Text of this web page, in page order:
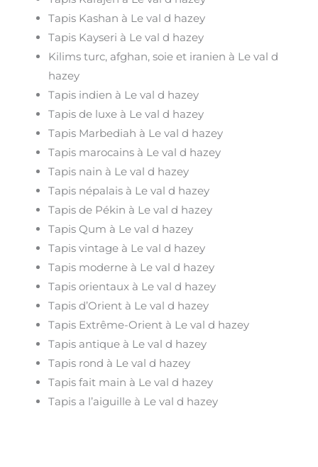
Tapis Kashan à Le val d hazey
Tapis Kayseri à Le val d hazey
Kilims turc, afghan, soie et iranien à Le val d
hazey
Tapis indien à Le val d hazey
Tapis de luxe à Le val d hazey
Tapis Marbediah à Le val d hazey
Tapis marocains à Le val d hazey
Tapis nain à Le val d hazey
Tapis népalais à Le val d hazey
Tapis de Pékin à Le val d hazey
Tapis Qum à Le val d hazey
Tapis vintage à Le val d hazey
Tapis moderne à Le val d hazey
Tapis orientaux à Le val d hazey
Tapis d’Orient à Le val d hazey
Tapis Extrême-Orient à Le val d hazey
Tapis antique à Le val d hazey
Tapis rond à Le val d hazey
Tapis fait main à Le val d hazey
Tapis a l’aiguille à Le val d hazey